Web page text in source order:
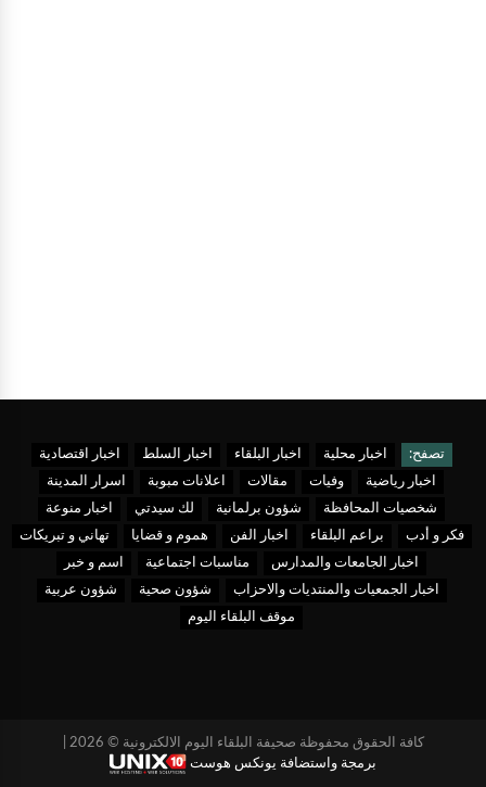
تصفح: اخبار محلية اخبار البلقاء اخبار السلط
اخبار اقتصادية
اخبار رياضية
وفيات مقالات اعلانات مبوبة
اسرار المدينة
شخصيات المحافظة
شؤون برلمانية لك سيدتي
اخبار منوعة
فكر و أدب
براعم البلقاء اخبار الفن هموم و قضايا
تهاني و تبريكات
اخبار الجامعات والمدارس
مناسبات اجتماعية
اسم و خبر
اخبار الجمعيات والمنتديات والاحزاب
شؤون صحية
شؤون عربية
موقف البلقاء اليوم
كافة الحقوق محفوظة صحيفة البلقاء اليوم الالكترونية © 2026 |
برمجة واستضافة يونكس هوست